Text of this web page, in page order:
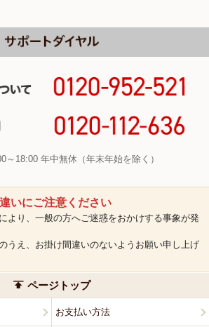
～18:00 年中無休（年末年始を除く）
いにご注意ください
より、一般の方へご迷惑をおかけする事象が発
うえ、お掛け間違いのないようお願い申し上げ
ページトップ
お支払い方法